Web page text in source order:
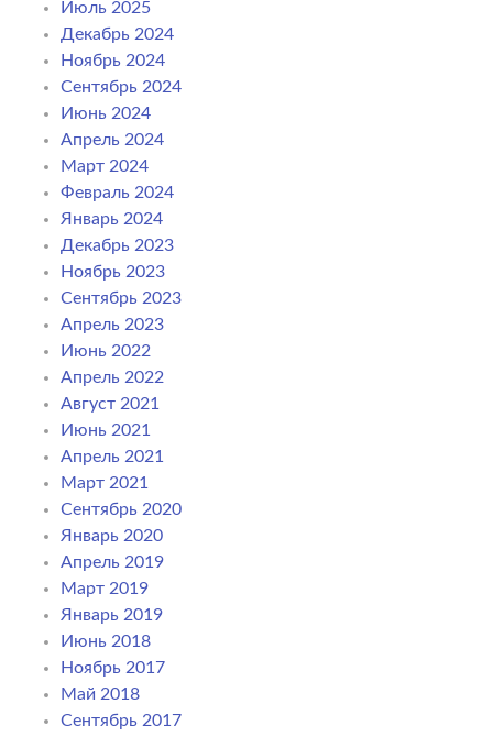
Июль 2025
Декабрь 2024
Ноябрь 2024
Сентябрь 2024
Июнь 2024
Апрель 2024
Март 2024
Февраль 2024
Январь 2024
Декабрь 2023
Ноябрь 2023
Сентябрь 2023
Апрель 2023
Июнь 2022
Апрель 2022
Август 2021
Июнь 2021
Апрель 2021
Март 2021
Сентябрь 2020
Январь 2020
Апрель 2019
Март 2019
Январь 2019
Июнь 2018
Ноябрь 2017
Май 2018
Сентябрь 2017